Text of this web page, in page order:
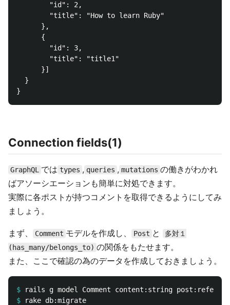
        "id": 2,
        "title": "How to learn Ruby"
      },
      {
        "id": 3,
        "title": "title1"
      }]
  }
Connection fields(1)
GraphQL では types , queries , mutations の働きがわかれ
ばアソーシエーションも簡単に対処できます。
実際に各ポストが持つコメントを取得できるようにしてみ
ましょう。
まず、 Comment モデルを作成し、 Post と
多対１
(has_many/belongs_to) の関係をもたせます。
また、ここで確認の為のデータを作成しておきましょう。
$
$